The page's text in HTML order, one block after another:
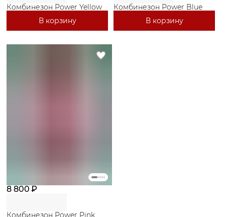
Комбинезон Power Yellow
В корзину
Комбинезон Power Blue
В корзину
8 800 ₽
Комбинезон Power Pink